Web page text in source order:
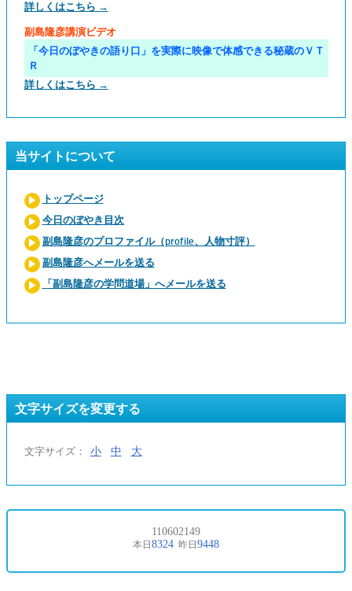
詳しくはこちら →
副島隆彦講演ビデオ
「今日のぼやきの語り口」を実際に映像で体感できる秘蔵のＶＴ
Ｒ
詳しくはこちら →
当サイトについて
トップページ
今日のぼやき目次
副島隆彦のプロファイル（profile、人物寸評）
副島隆彦へメールを送る
「副島隆彦の学問道場」へメールを送る
文字サイズを変更する
文字サイズ： 小 中 大